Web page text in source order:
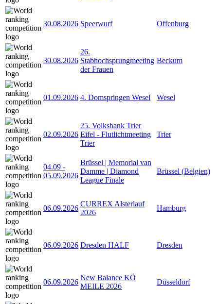
30.08.2026 Speerwurf Offenburg
30.08.2026
26.
Stabhochsprungmeeting
der Frauen
Beckum
01.09.2026 4. Domspringen Wesel Wesel
02.09.2026
25. Volksbank Trier
Eifel - Flutlichtmeeting
Trier
Trier
04.09 -
05.09.2026
Brüssel | Memorial van
Damme | Diamond
League Finale
Brüssel (Belgien)
06.09.2026
CURREX Alsterlauf
2026
Hamburg
06.09.2026 Dresden HALF Dresden
06.09.2026
New Balance KÖ
MEILE 2026
Düsseldorf